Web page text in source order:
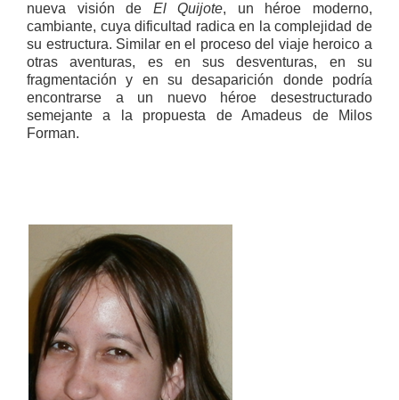
nueva visión de El Quijote, un héroe moderno,
cambiante, cuya dificultad radica en la complejidad de
su estructura. Similar en el proceso del viaje heroico a
otras aventuras, es en sus desventuras, en su
fragmentación y en su desaparición donde podría
encontrarse a un nuevo héroe desestructurado
semejante a la propuesta de Amadeus de Milos
Forman.